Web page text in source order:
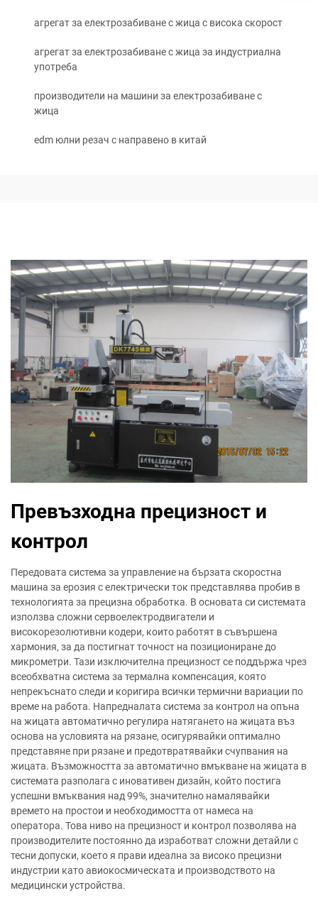
агрегат за електрозабиване с жица с висока скорост
агрегат за електрозабиване с жица за индустриална
употреба
производители на машини за електрозабиване с
жица
edm юлни резач с направено в китай
Превъзходна прецизност и
контрол
Передовата система за управление на бързата скоростна
машина за ерозия с електрически ток представлява пробив в
технологията за прецизна обработка. В основата си системата
използва сложни сервоелектродвигатели и
високорезолютивни кодери, които работят в съвършена
хармония, за да постигнат точност на позициониране до
микрометри. Тази изключителна прецизност се поддържа чрез
всеобхватна система за термална компенсация, която
непрекъснато следи и коригира всички термични вариации по
време на работа. Напредналата система за контрол на опъна
на жицата автоматично регулира натягането на жицата въз
основа на условията на рязане, осигурявайки оптимално
представяне при рязане и предотвратявайки счупвания на
жицата. Възможността за автоматично вмъкване на жицата в
системата разполага с иновативен дизайн, който постига
успешни вмъквания над 99%, значително намалявайки
времето на простои и необходимостта от намеса на
оператора. Това ниво на прецизност и контрол позволява на
производителите постоянно да изработват сложни детайли с
тесни допуски, което я прави идеална за високо прецизни
индустрии като авиокосмическата и производството на
медицински устройства.